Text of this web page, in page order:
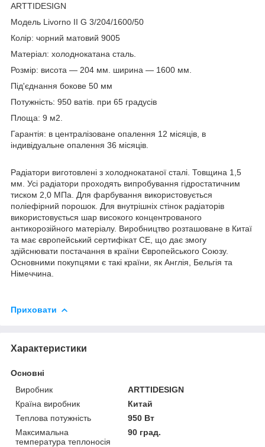
ARTTIDESIGN
Модель Livorno II G 3/204/1600/50
Колір: чорний матовий 9005
Матеріал: холоднокатана сталь.
Розмір: висота — 204 мм. ширина — 1600 мм.
Під'єднання бокове 50 мм
Потужність: 950 ватів. при 65 градусів
Площа: 9 м2.
Гарантія: в централізоване опалення 12 місяців, в
індивідуальне опалення 36 місяців.
Радіатори виготовлені з холоднокатаної сталі. Товщина 1,5
мм. Усі радіатори проходять випробування гідростатичним
тиском 2,0 МПа. Для фарбування використовується
поліефірний порошок. Для внутрішніх стінок радіаторів
використовується шар високого концентрованого
антикорозійного матеріалу. Виробництво розташоване в Китаї
та має європейський сертифікат СЕ, що дає змогу
здійснювати постачання в країни Європейського Союзу.
Основними покупцями є такі країни, як Англія, Бельгія та
Німеччина.
Приховати
Характеристики
Основні
Виробник
ARTTIDESIGN
Країна виробник
Китай
Теплова потужність
950 Вт
Максимальна
температура теплоносія
90 град.